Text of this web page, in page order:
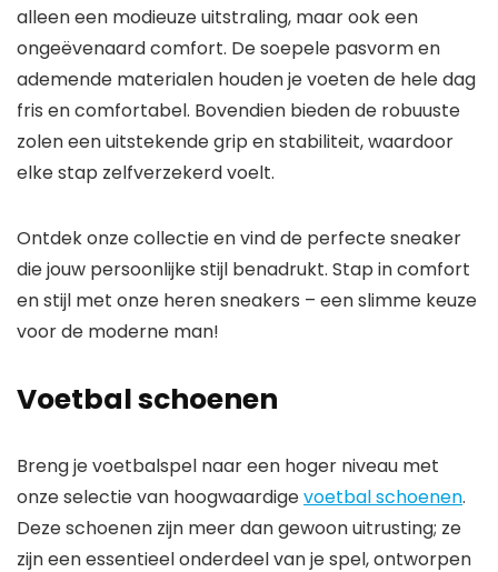
alleen een modieuze uitstraling, maar ook een
ongeëvenaard comfort. De soepele pasvorm en
ademende materialen houden je voeten de hele dag
fris en comfortabel. Bovendien bieden de robuuste
zolen een uitstekende grip en stabiliteit, waardoor
elke stap zelfverzekerd voelt.
Ontdek onze collectie en vind de perfecte sneaker
die jouw persoonlijke stijl benadrukt. Stap in comfort
en stijl met onze heren sneakers – een slimme keuze
voor de moderne man!
Voetbal schoenen
Breng je voetbalspel naar een hoger niveau met
onze selectie van hoogwaardigevoetbal schoenen.
Deze schoenen zijn meer dan gewoon uitrusting; ze
zijn een essentieel onderdeel van je spel, ontworpen